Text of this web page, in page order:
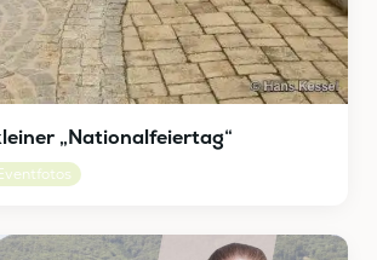
„Nationalfeiertag“